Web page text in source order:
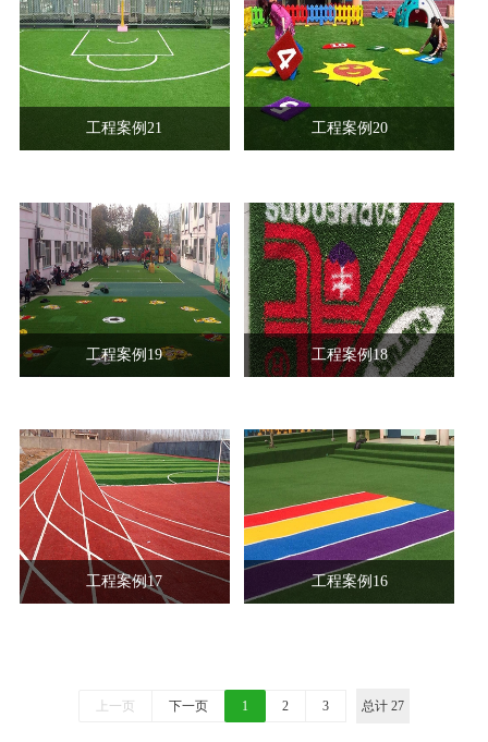
工程案例21 工程案例20
工程案例19 工程案例18
工程案例17 工程案例16
上一页 下一页 1 2 3 总计 27